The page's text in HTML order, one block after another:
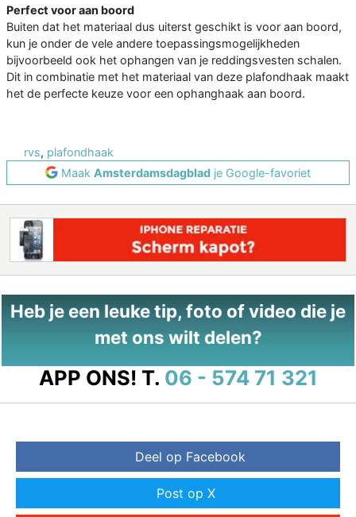
Perfect voor aan boord
Buiten dat het materiaal dus uiterst geschikt is voor aan boord,
kun je onder de vele andere toepassingsmogelijkheden
bijvoorbeeld ook het ophangen van je reddingsvesten schalen.
Dit in combinatie met het materiaal van deze plafondhaak maakt
het de perfecte keuze voor een ophanghaak aan boord.
rvs, plafondhaak
Maak Amsterdamsdagblad je Google-favoriet
Heb je een leuke tip, foto of video die je
met ons wilt delen?
APP ONS! T. 06 - 574 71 321
Deel op Facebook
Post op X